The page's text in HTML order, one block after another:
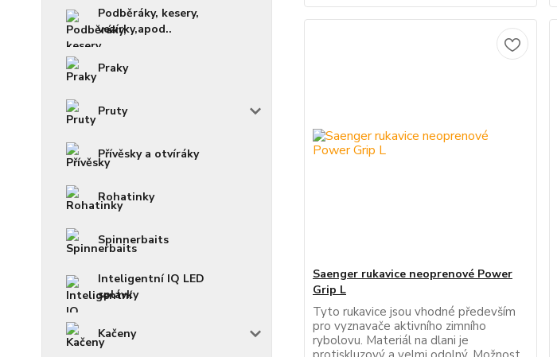
Podběráky, kesery,
vezírky,apod..
Praky
Pruty
Přívěsky a otvíráky
Rohatinky
Spinnerbaits
Inteligentní IQ LED
splávky
Kačeny
Saenger rukavice neoprenové Power
Grip L
Tyto rukavice jsou vhodné především
pro vyznavače aktivního zimního
rybolovu. Materiál na dlani je